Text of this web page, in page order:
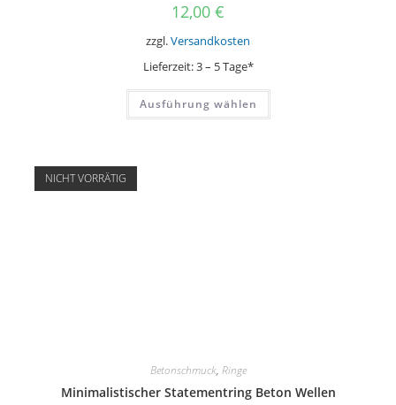
12,00 €
zzgl.Versandkosten
Lieferzeit:3 – 5 Tage*
Ausführung wählen
Dieses
weist
NICHT VORRÄTIG
Betonschmuck, Ringe
Minimalistischer Statementring Beton Wellen